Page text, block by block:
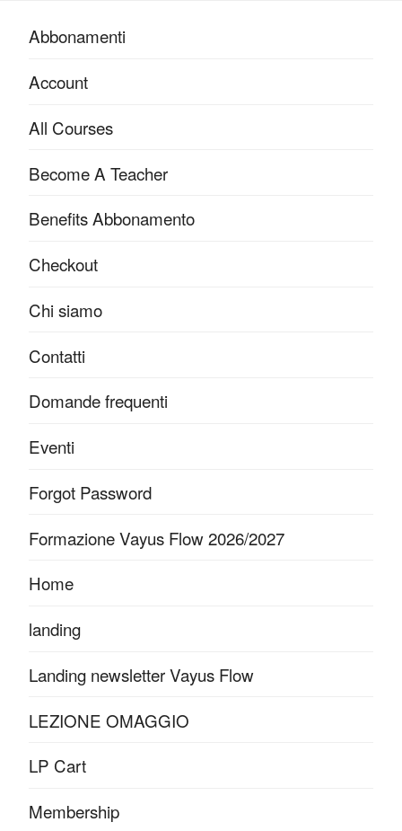
Abbonamenti
Account
All Courses
Become A Teacher
Benefits Abbonamento
Checkout
Chi siamo
Contatti
Domande frequenti
Eventi
Forgot Password
Formazione Vayus Flow 2026/2027
Home
landing
Landing newsletter Vayus Flow
LEZIONE OMAGGIO
LP Cart
Membership